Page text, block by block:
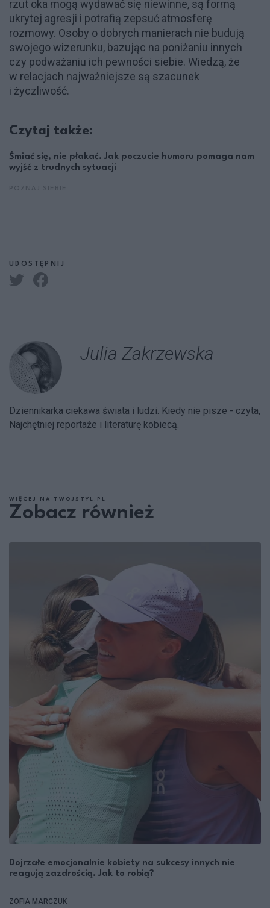
rzut oka mogą wydawać się niewinne, są formą
ukrytej agresji i potrafią zepsuć atmosferę
rozmowy. Osoby o dobrych manierach nie budują
swojego wizerunku, bazując na poniżaniu innych
czy podważaniu ich pewności siebie. Wiedzą, że
w relacjach najważniejsze są szacunek
i życzliwość.
Czytaj także:
Śmiać się, nie płakać. Jak poczucie humoru pomaga nam
wyjść z trudnych sytuacji
UDOSTĘPNIJ
Julia Zakrzewska
Dziennikarka ciekawa świata i ludzi. Kiedy nie pisze - czyta,
Najchętniej reportaże i literaturę kobiecą.
WIĘCEJ NA TWOJSTYL.PL
Zobacz również
Dojrzałe emocjonalnie kobiety na sukcesy innych nie
reagują zazdrością. Jak to robią?
ZOFIA MARCZUK